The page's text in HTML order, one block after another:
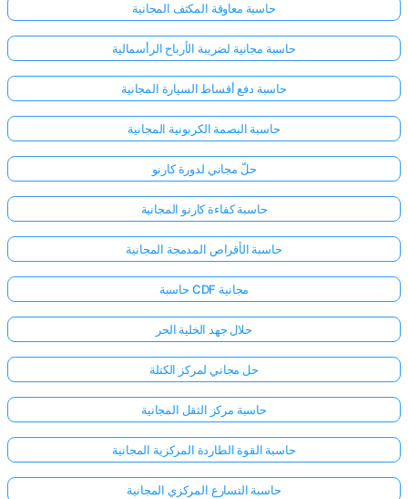
حاسبة معاوقة المكثف المجانية
حاسبة مجانية لضريبة الأرباح الرأسمالية
حاسبة دفع أقساط السيارة المجانية
حاسبة البصمة الكربونية المجانية
حلّ مجاني لدورة كارنو
حاسبة كفاءة كارنو المجانية
حاسبة الأقراص المدمجة المجانية
حاسبة CDF مجانية
حلال جهد الخلية الحر
حل مجاني لمركز الكتلة
حاسبة مركز الثقل المجانية
حاسبة القوة الطاردة المركزية المجانية
حاسبة التسارع المركزي المجانية